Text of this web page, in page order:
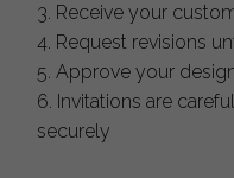
3. Receive your
4. Request revisions
5. Approve your
6. Invitations are
securely